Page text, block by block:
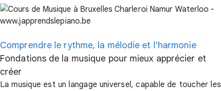
Comprendre le rythme, la mélodie et l’harmonie
Fondations de la musique pour mieux apprécier et
créer
La musique est un langage universel, capable de toucher les